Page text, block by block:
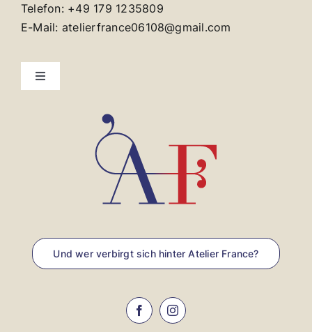
Telefon: +49 179 1235809
E-Mail: atelierfrance06108@gmail.com
Toggle
Und wer verbirgt sich hinter Atelier France?